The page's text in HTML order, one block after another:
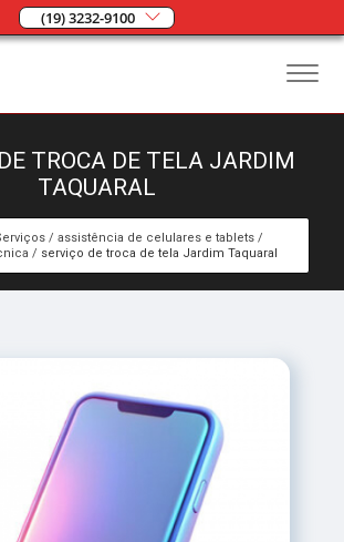
(19) 3232-9100
TROCA DE TELA JARDIM
TAQUARAL
assistência de celulares e tablets
serviço de troca de tela Jardim Taquaral